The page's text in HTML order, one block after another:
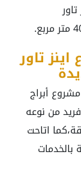
تاور
أبراج
فريد من نوعه
اتاحت
بالخدمات